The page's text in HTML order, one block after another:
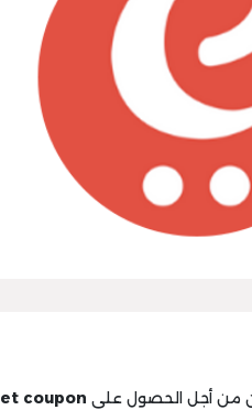
من أجل الحصول على coupon